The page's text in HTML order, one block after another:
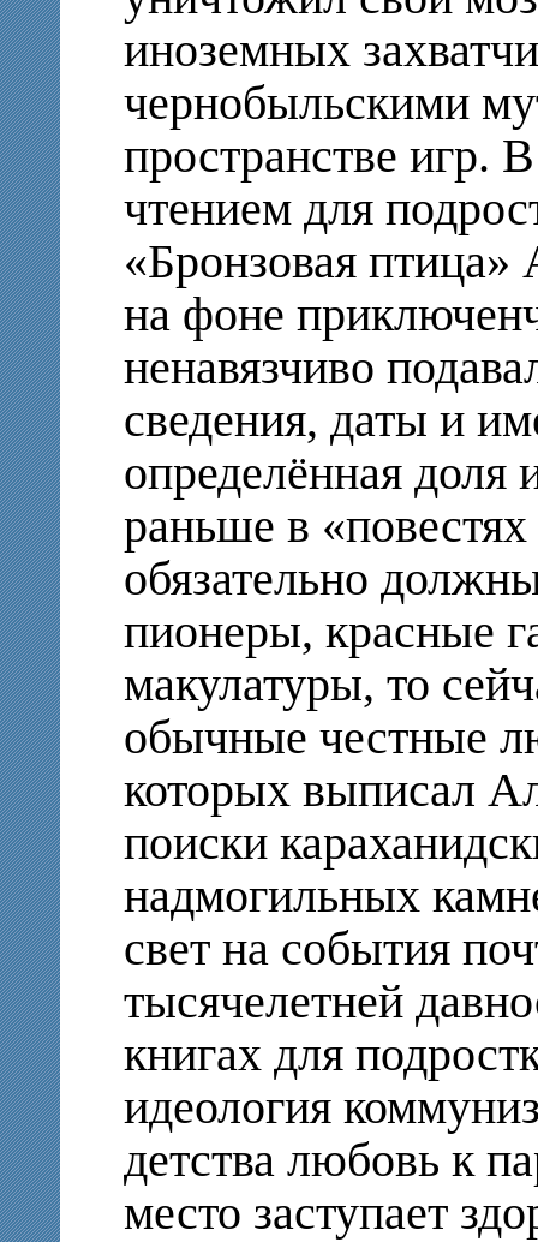
иноземных
чернобыльскими
пространстве игр.
чтением для
«Бронзовая птица»
на фоне
ненавязчиво
сведения, даты и
определённая доля
раньше в
обязательно
пионеры, красные
макулатуры, то
обычные честные
которых выписал
поиски
надмогильных
свет на события
тысячелетней
книгах для
идеология
детства любовь к
место заступает